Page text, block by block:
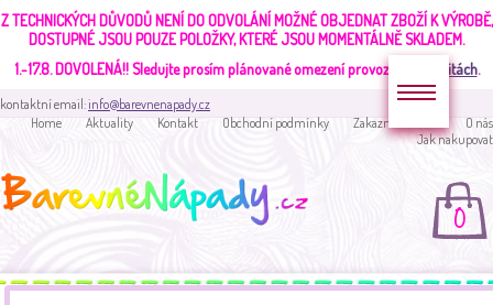
Z TECHNICKÝCH DŮVODŮ NENÍ DO ODVOLÁNÍ MOŽNÉ OBJEDNAT ZBOŽÍ K VÝROBĚ,
DOSTUPNÉ JSOU POUZE POLOŽKY, KTERÉ JSOU MOMENTÁLNĚ SKLADEM.
1.-17.8. DOVOLENÁ!!Sledujte prosím plánované omezení provozu v aktualitách.
kontaktní email:info@barevnenapady.cz
Home
Aktuality Kontakt Obchodní podmínky Zakaznická sekce
O nás
Jak nakupovat
0